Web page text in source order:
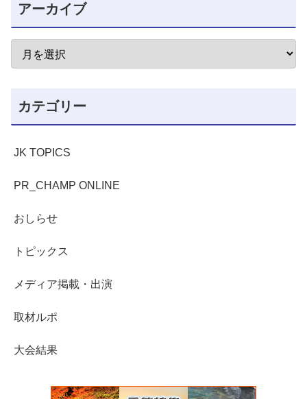
アーカイブ
カテゴリー
JK TOPICS
PR_CHAMP ONLINE
おしらせ
トピックス
メディア掲載・出演
取材ルポ
大会結果